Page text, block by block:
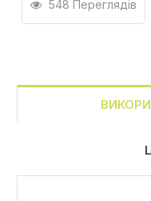
548 Переглядів